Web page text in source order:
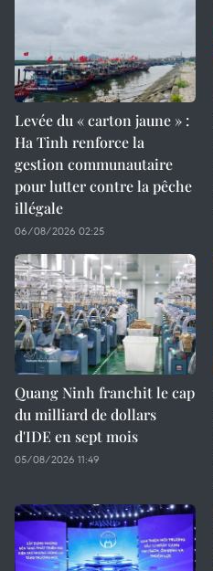
Levée du « carton jaune » :
Ha Tinh renforce la
gestion communautaire
pour lutter contre la pêche
illégale
06/08/2026 02:25
Quang Ninh franchit le cap
du milliard de dollars
d'IDE en sept mois
05/08/2026 11:49